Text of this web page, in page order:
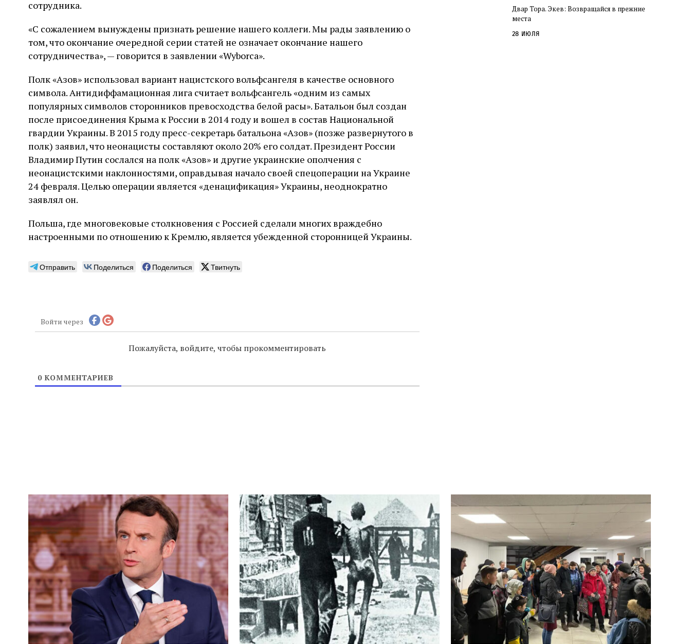
сотрудника.
«С сожалением вынуждены признать решение нашего коллеги. Мы рады заявлению о
том, что окончание очередной серии статей не означает окончание нашего
сотрудничества», — говорится в заявлении «Wyborca».
Полк «Азов» использовал вариант нацистского вольфсангеля в качестве основного
символа. Антидиффамационная лига считает вольфсангель «одним из самых
популярных символов сторонников превосходства белой расы». Батальон был создан
после присоединения Крыма к России в 2014 году и вошел в состав Национальной
гвардии Украины. В 2015 году пресс-секретарь батальона «Азов» (позже развернутого в
полк) заявил, что неонацисты составляют около 20% его солдат. Президент России
Владимир Путин сослался на полк «Азов» и другие украинские ополчения с
неонацистскими наклонностями, оправдывая начало своей спецоперации на Украине
24 февраля. Целью операции является «денацификация» Украины, неоднократно
заявлял он.
Польша, где многовековые столкновения с Россией сделали многих враждебно
настроенными по отношению к Кремлю, является убежденной сторонницей Украины.
Отправить Поделиться Поделиться Твитнуть
Войти через
Пожалуйста, войдите, чтобы прокомментировать
0КОММЕНТАРИЕВ
Двар Тора. Экев: Возвращайся в прежние
места
28 июля